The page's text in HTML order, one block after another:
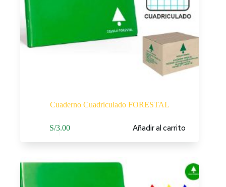
Cuaderno Cuadriculado FORESTAL
S/3.00 Añadir al carrito